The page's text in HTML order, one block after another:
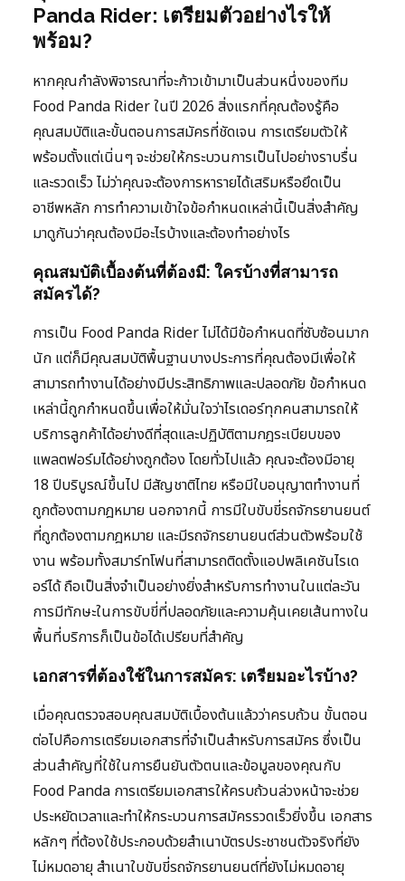
Panda Rider: เตรียมตัวอย่างไรให้
พร้อม?
หากคุณกำลังพิจารณาที่จะก้าวเข้ามาเป็นส่วนหนึ่งของทีม
Food Panda Rider ในปี 2026 สิ่งแรกที่คุณต้องรู้คือ
คุณสมบัติและขั้นตอนการสมัครที่ชัดเจน การเตรียมตัวให้
พร้อมตั้งแต่เนิ่นๆ จะช่วยให้กระบวนการเป็นไปอย่างราบรื่น
และรวดเร็ว ไม่ว่าคุณจะต้องการหารายได้เสริมหรือยึดเป็น
อาชีพหลัก การทำความเข้าใจข้อกำหนดเหล่านี้เป็นสิ่งสำคัญ
มาดูกันว่าคุณต้องมีอะไรบ้างและต้องทำอย่างไร
คุณสมบัติเบื้องต้นที่ต้องมี: ใครบ้างที่สามารถ
สมัครได้?
การเป็น Food Panda Rider ไม่ได้มีข้อกำหนดที่ซับซ้อนมาก
นัก แต่ก็มีคุณสมบัติพื้นฐานบางประการที่คุณต้องมีเพื่อให้
สามารถทำงานได้อย่างมีประสิทธิภาพและปลอดภัย ข้อกำหนด
เหล่านี้ถูกกำหนดขึ้นเพื่อให้มั่นใจว่าไรเดอร์ทุกคนสามารถให้
บริการลูกค้าได้อย่างดีที่สุดและปฏิบัติตามกฎระเบียบของ
แพลตฟอร์มได้อย่างถูกต้อง โดยทั่วไปแล้ว คุณจะต้องมีอายุ
18 ปีบริบูรณ์ขึ้นไป มีสัญชาติไทย หรือมีใบอนุญาตทำงานที่
ถูกต้องตามกฎหมาย นอกจากนี้ การมีใบขับขี่รถจักรยานยนต์
ที่ถูกต้องตามกฎหมาย และมีรถจักรยานยนต์ส่วนตัวพร้อมใช้
งาน พร้อมทั้งสมาร์ทโฟนที่สามารถติดตั้งแอปพลิเคชันไรเด
อร์ได้ ถือเป็นสิ่งจำเป็นอย่างยิ่งสำหรับการทำงานในแต่ละวัน
การมีทักษะในการขับขี่ที่ปลอดภัยและความคุ้นเคยเส้นทางใน
พื้นที่บริการก็เป็นข้อได้เปรียบที่สำคัญ
เอกสารที่ต้องใช้ในการสมัคร: เตรียมอะไรบ้าง?
เมื่อคุณตรวจสอบคุณสมบัติเบื้องต้นแล้วว่าครบถ้วน ขั้นตอน
ต่อไปคือการเตรียมเอกสารที่จำเป็นสำหรับการสมัคร ซึ่งเป็น
ส่วนสำคัญที่ใช้ในการยืนยันตัวตนและข้อมูลของคุณกับ
Food Panda การเตรียมเอกสารให้ครบถ้วนล่วงหน้าจะช่วย
ประหยัดเวลาและทำให้กระบวนการสมัครรวดเร็วยิ่งขึ้น เอกสาร
หลักๆ ที่ต้องใช้ประกอบด้วยสำเนาบัตรประชาชนตัวจริงที่ยัง
ไม่หมดอายุ สำเนาใบขับขี่รถจักรยานยนต์ที่ยังไม่หมดอายุ